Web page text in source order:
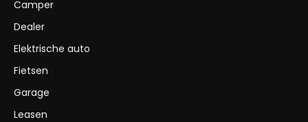
Camper
Dealer
Elektrische auto
Fietsen
Garage
Leasen